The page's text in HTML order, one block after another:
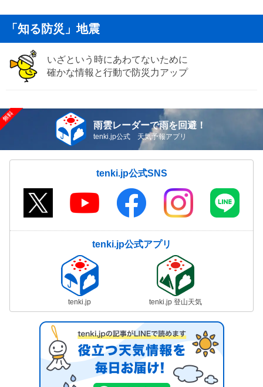
「知る防災」地震
いざという時にあわてないために
確かな情報と行動で防災力アップ
雨雲レーダーで雨を回避！
tenki.jp公式 天気予報アプリ
tenki.jp公式SNS
tenki.jp公式アプリ
tenki.jp tenki.jp 登山天気